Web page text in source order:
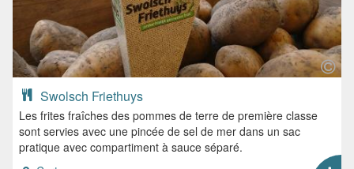
Swolsch Friethuys
Les frites fraîches des pommes de terre de première classe
sont servies avec une pincée de sel de mer dans un sac
pratique avec compartiment à sauce séparé.